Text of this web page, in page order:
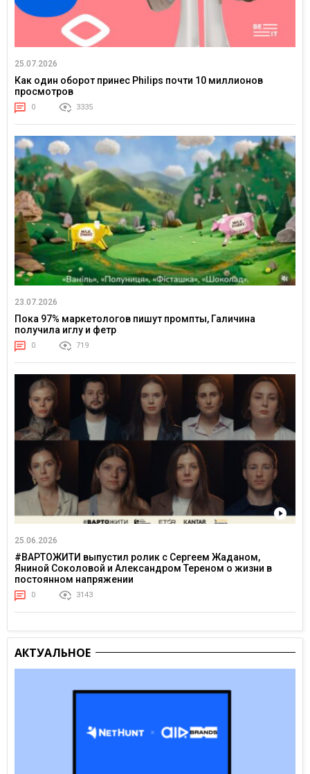
25.07.2026
Как один оборот принес Philips почти 10 миллионов
просмотров
0 3335
23.07.2026
Пока 97% маркетологов пишут промпты, Галичина
получила иглу и фетр
0 719
25.06.2026
#ВАРТОЖИТИ выпустил ролик с Сергеем Жаданом,
Яниной Соколовой и Александром Тереном о жизни в
постоянном напряжении
0 3143
АКТУАЛЬНОЕ